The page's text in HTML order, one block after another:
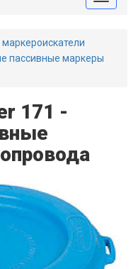
пассивные маркеры
171 -